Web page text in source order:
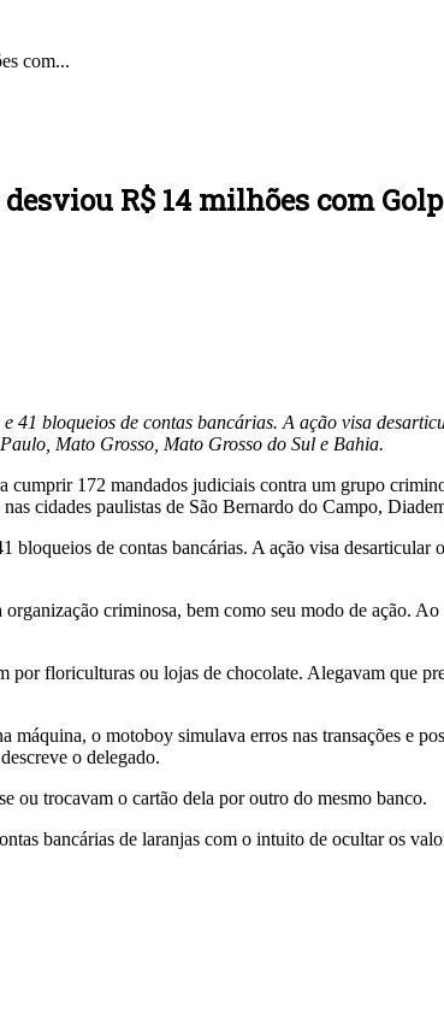
com...
R$ 14 milhões com
41 bloqueios de contas bancárias. A ação visa
Mato Grosso, Mato Grosso do Sul e Bahia.
cumprir 172 mandados judiciais contra um grupo
cidades paulistas de São Bernardo do Campo,
bloqueios de contas bancárias. A ação visa
criminosa, bem como seu modo de ação.
por floriculturas ou lojas de chocolate. Alegavam que
o motoboy simulava erros nas transações e
o delegado.
ou trocavam o cartão dela por outro do mesmo banco.
bancárias de laranjas com o intuito de ocultar os